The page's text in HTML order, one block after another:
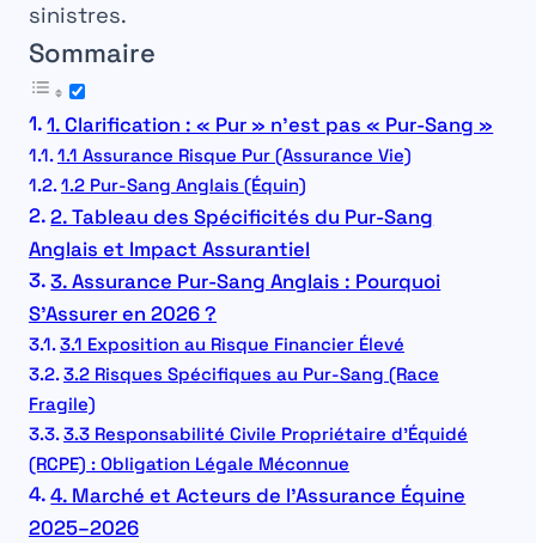
sinistres.
Sommaire
1. Clarification : « Pur » n’est pas « Pur-Sang »
1.1 Assurance Risque Pur (Assurance Vie)
1.2 Pur-Sang Anglais (Équin)
2. Tableau des Spécificités du Pur-Sang
Anglais et Impact Assurantiel
3. Assurance Pur-Sang Anglais : Pourquoi
S’Assurer en 2026 ?
3.1 Exposition au Risque Financier Élevé
3.2 Risques Spécifiques au Pur-Sang (Race
Fragile)
3.3 Responsabilité Civile Propriétaire d’Équidé
(RCPE) : Obligation Légale Méconnue
4. Marché et Acteurs de l’Assurance Équine
2025–2026